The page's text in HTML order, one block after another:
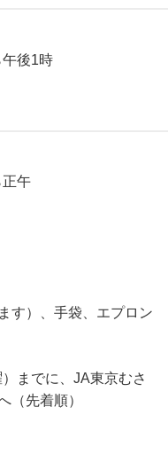
後1時
午
す）、手袋、エプロン
までに、JA東京むさ
（先着順）